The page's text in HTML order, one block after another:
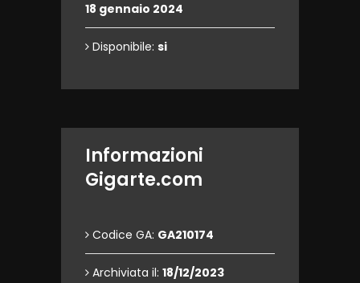
18 gennaio 2024
Disponibile: si
Informazioni
Gigarte.com
Codice GA: GA210174
Archiviata il: 18/12/2023